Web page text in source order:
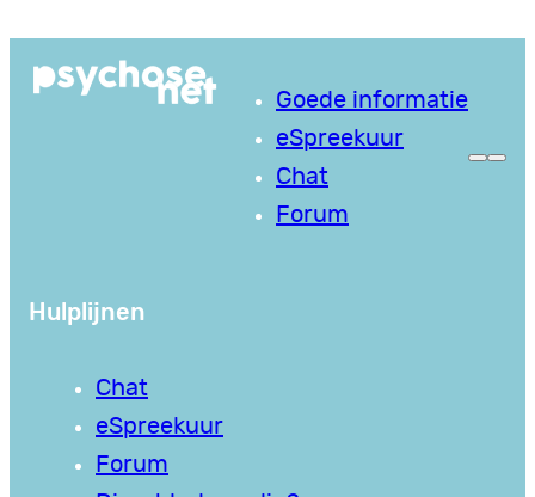
naar
Goede informatie
eSpreekuur
Chat
Forum
Hulplijnen
Chat
eSpreekuur
Forum